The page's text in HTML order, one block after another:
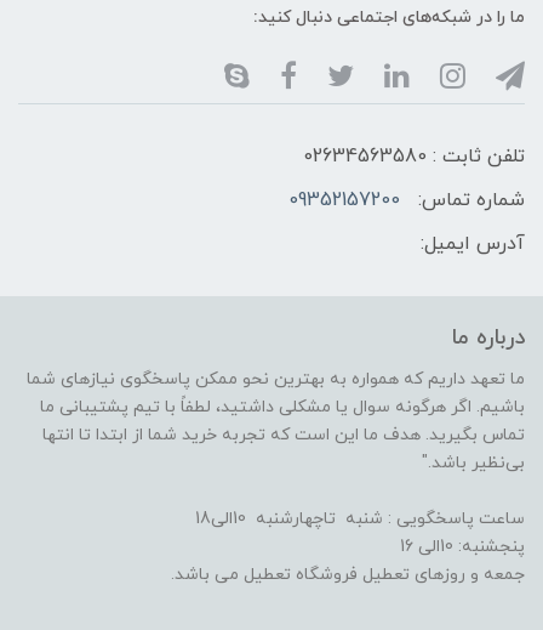
ما را در شبکه‌های اجتماعی دنبال کنید:
تلفن ثابت : 02634563580
شماره تماس:
09352157200
آدرس ایمیل:
درباره ما
ما تعهد داریم که همواره به بهترین نحو ممکن پاسخگوی نیازهای شما
باشیم. اگر هرگونه سوال یا مشکلی داشتید، لطفاً با تیم پشتیبانی ما
تماس بگیرید. هدف ما این است که تجربه خرید شما از ابتدا تا انتها
بی‌نظیر باشد."
ساعت پاسخگویی : شنبه تاچهارشنبه 10الی18
پنجشنبه: 10الی 16
جمعه و روزهای تعطیل فروشگاه تعطیل می باشد.